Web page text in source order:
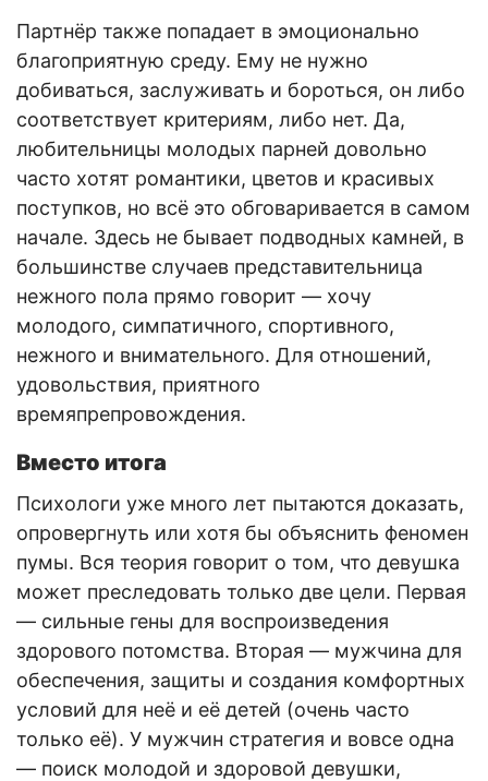
Партнёр также попадает в эмоционально
благоприятную среду. Ему не нужно
добиваться, заслуживать и бороться, он либо
соответствует критериям, либо нет. Да,
любительницы молодых парней довольно
часто хотят романтики, цветов и красивых
поступков, но всё это обговаривается в самом
начале. Здесь не бывает подводных камней, в
большинстве случаев представительница
нежного пола прямо говорит — хочу
молодого, симпатичного, спортивного,
нежного и внимательного. Для отношений,
удовольствия, приятного
времяпрепровождения.
Вместо итога
Психологи уже много лет пытаются доказать,
опровергнуть или хотя бы объяснить феномен
пумы. Вся теория говорит о том, что девушка
может преследовать только две цели. Первая
— сильные гены для воспроизведения
здорового потомства. Вторая — мужчина для
обеспечения, защиты и создания комфортных
условий для неё и её детей (очень часто
только её). У мужчин стратегия и вовсе одна
— поиск молодой и здоровой девушки,